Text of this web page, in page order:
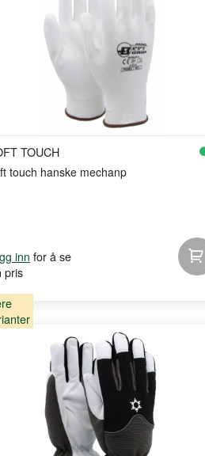
TOUCH
touch hanske mechanp
inn for å se
pris